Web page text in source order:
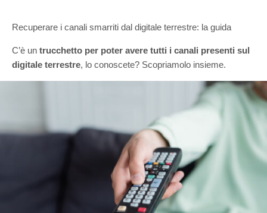
Recuperare i canali smarriti dal digitale terrestre: la guida
C’è un trucchetto per poter avere tutti i canali presenti sul
digitale terrestre, lo conoscete? Scopriamolo insieme.